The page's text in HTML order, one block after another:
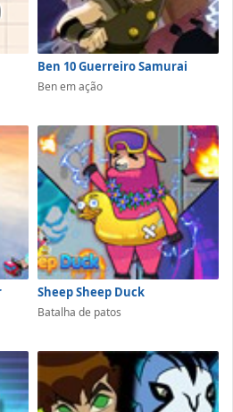
Ben 10 Guerreiro Samurai
Ben em ação
Sheep Sheep Duck
Batalha de patos